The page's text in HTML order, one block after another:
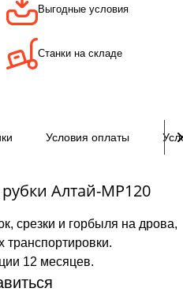
Выгодные условия
Станки на складе
Условия оплаты
Алтай-МР120
срезки и горбыля на дрова,
транспортировки.
12 месяцев.